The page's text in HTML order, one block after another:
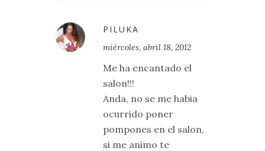
PILUKA
miércoles, abril 18, 2012
Me ha encantado el
salon!!!
Anda, no se me habia
ocurrido poner
pompones en el salon,
si me animo te